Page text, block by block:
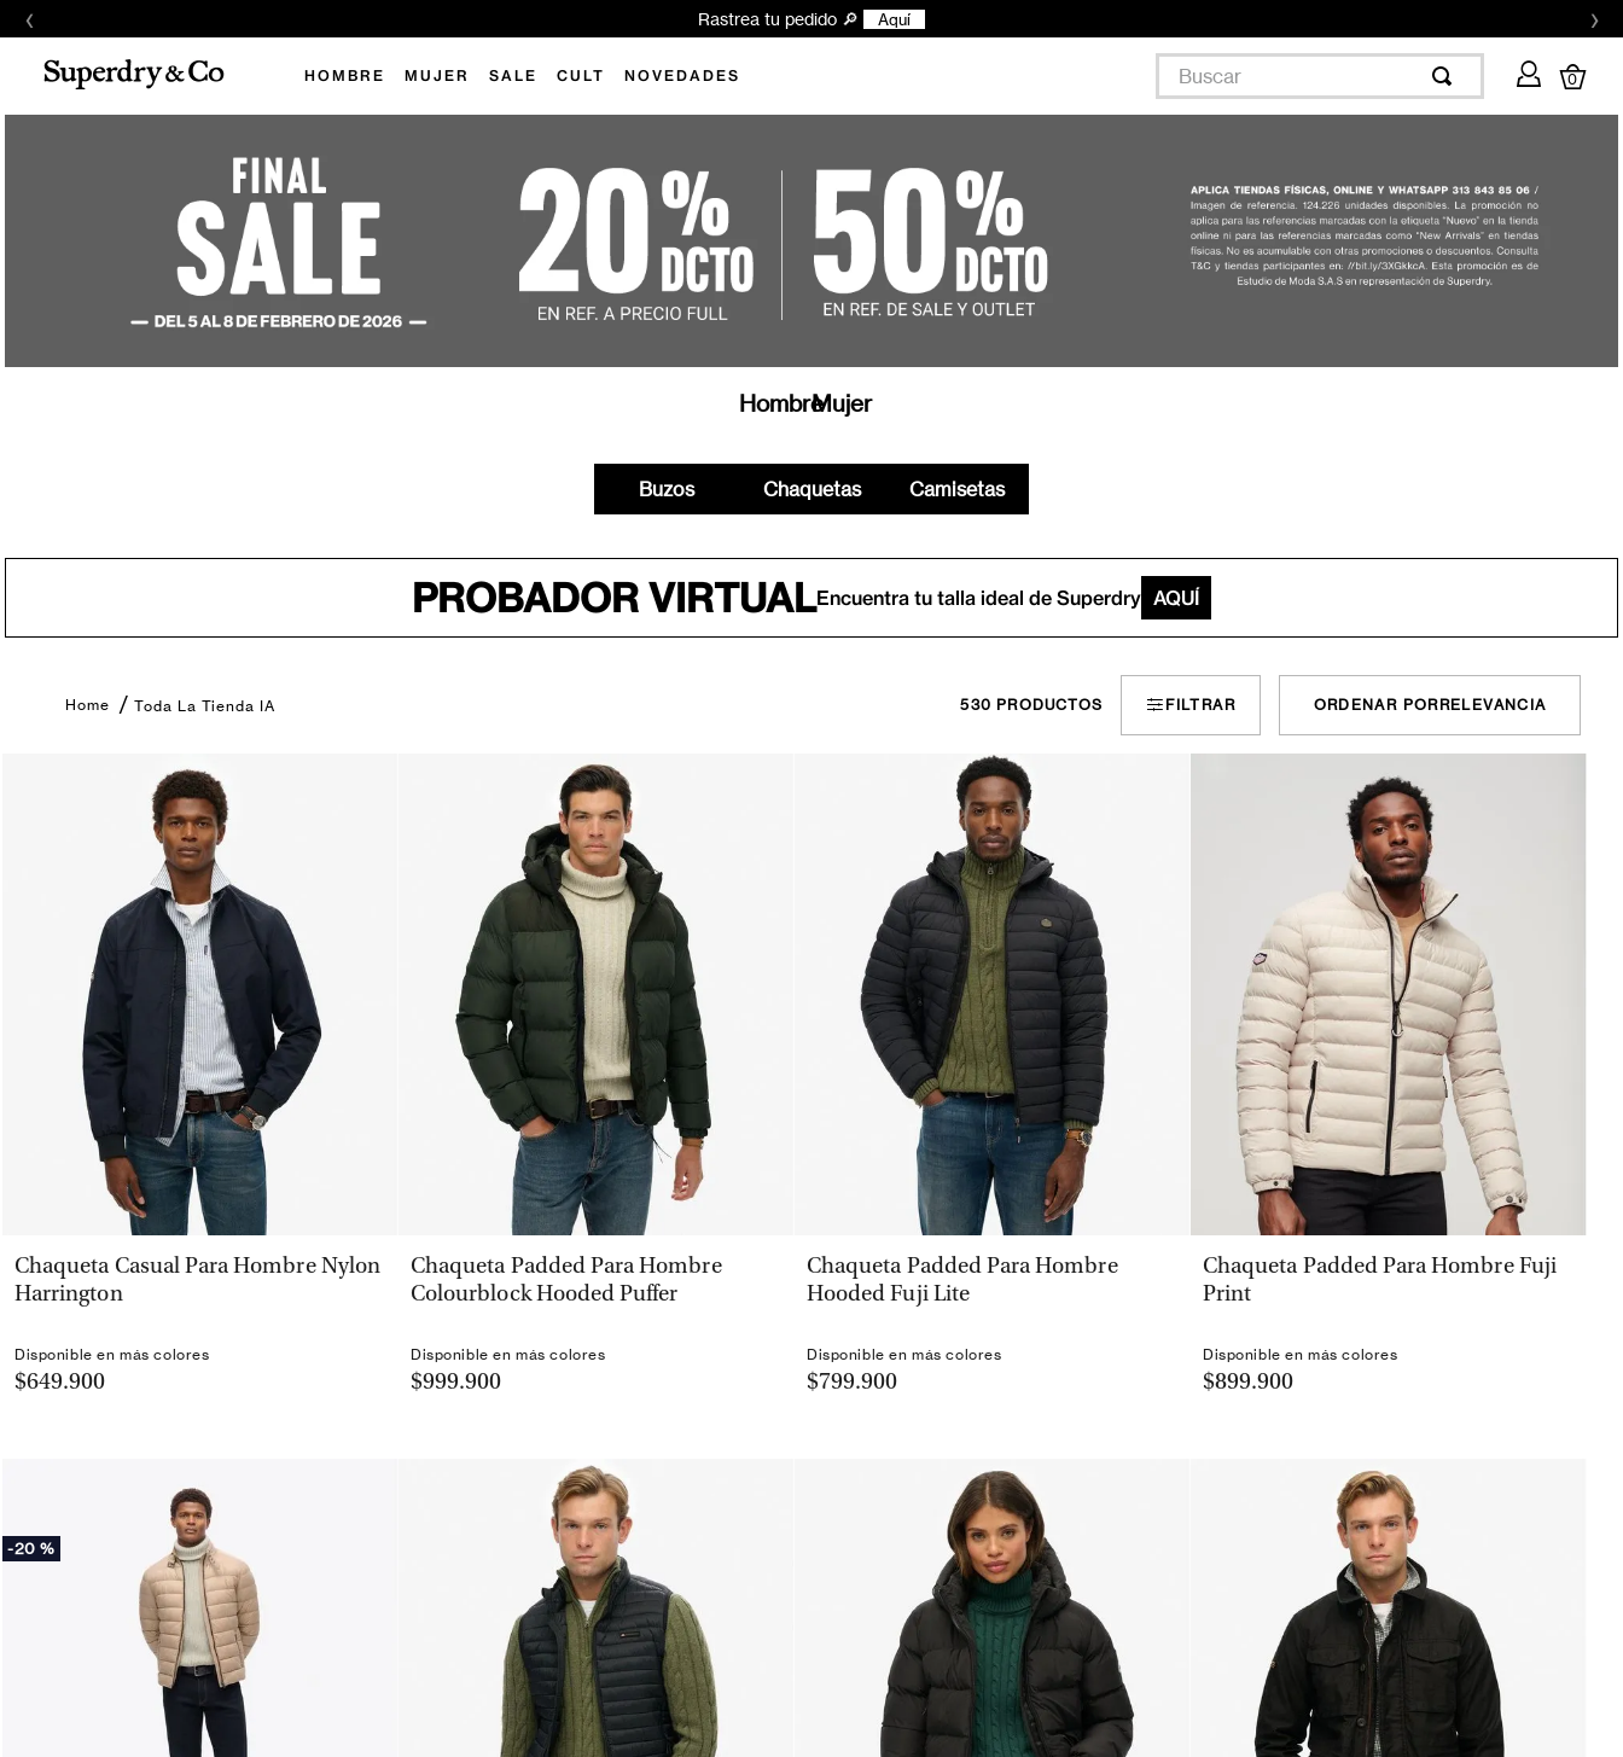
‹ Rastrea tu pedido 🔎 Aquí ›
HOMBRE MUJER SALE CULT NOVEDADES
Buscar
0
HombreMujer
Buzos Chaquetas Camisetas
PROBADOR VIRTUALEncuentra tu talla ideal de Superdry AQUÍ
Toda La Tienda IA 530 PRODUCTOS FILTRAR ORDENAR PORRELEVANCIA
VISTA RÁPIDA
Chaqueta Casual Para Hombre Nylon
Harrington
Disponible en más colores
$649.900
VISTA RÁPIDA
Chaqueta Padded Para Hombre
Colourblock Hooded Puffer
Disponible en más colores
$999.900
VISTA RÁPIDA
Chaqueta Padded Para Hombre
Hooded Fuji Lite
Disponible en más colores
$799.900
VISTA RÁPIDA
Chaqueta Padded Para Hombre Fuji
Print
Disponible en más colores
$899.900
-20 %